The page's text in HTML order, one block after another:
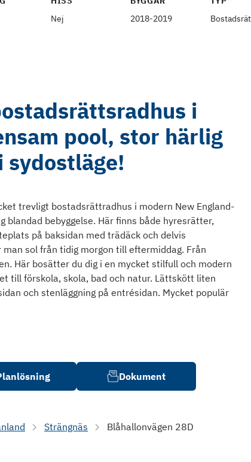
Nej
2018-2019
i
pool, stor härlig
sydostläge!
trevligt bostadsrättradhus i modern New England-
bebyggelse. Här finns både hyresrätter,
på baksidan med trädäck och delvis
sol från tidig morgon till eftermiddag. Från
Här bosätter du dig i en mycket stilfull och modern
till förskola, skola, bad och natur. Lättskött liten
och stenläggning på entrésidan. Mycket populär
Dokument
Strängnäs Blåhallonvägen 28D